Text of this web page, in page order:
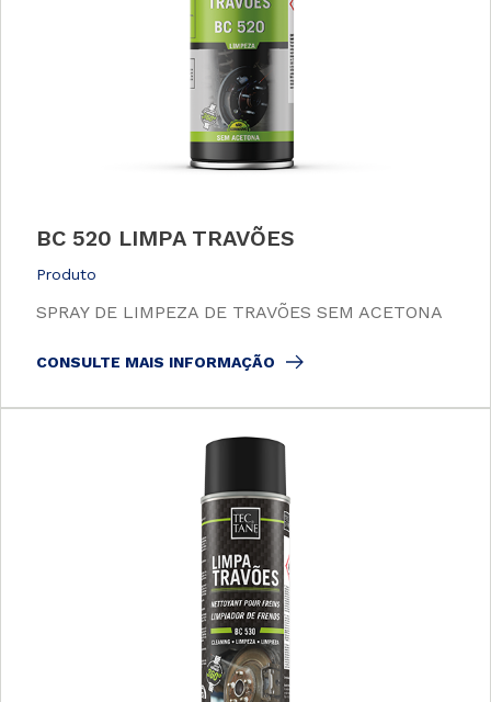
BC 520 LIMPA TRAVÕES
Produto
SPRAY DE LIMPEZA DE TRAVÕES SEM ACETONA
CONSULTE MAIS INFORMAÇÃO